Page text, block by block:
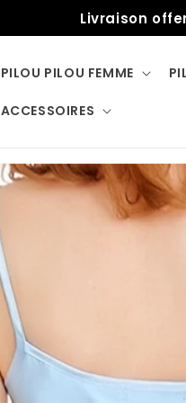
Livraison offerte
PILOU PILOU FEMME
ACCESSOIRES